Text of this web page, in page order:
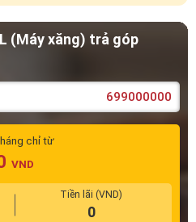
(Máy xăng) trả góp
chỉ từ
VND
Tiền lãi (VND)
0